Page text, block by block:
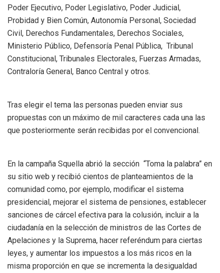
Poder Ejecutivo, Poder Legislativo, Poder Judicial,
Probidad y Bien Común, Autonomía Personal, Sociedad
Civil, Derechos Fundamentales, Derechos Sociales,
Ministerio Público, Defensoría Penal Pública, Tribunal
Constitucional, Tribunales Electorales, Fuerzas Armadas,
Contraloría General, Banco Central y otros.
Tras elegir el tema las personas pueden enviar sus
propuestas con un máximo de mil caracteres cada una las
que posteriormente serán recibidas por el convencional.
En la campaña Squella abrió la sección “Toma la palabra” en
su sitio web y recibió cientos de planteamientos de la
comunidad como, por ejemplo, modificar el sistema
presidencial, mejorar el sistema de pensiones, establecer
sanciones de cárcel efectiva para la colusión, incluir a la
ciudadanía en la selección de ministros de las Cortes de
Apelaciones y la Suprema, hacer referéndum para ciertas
leyes, y aumentar los impuestos a los más ricos en la
misma proporción en que se incrementa la desigualdad